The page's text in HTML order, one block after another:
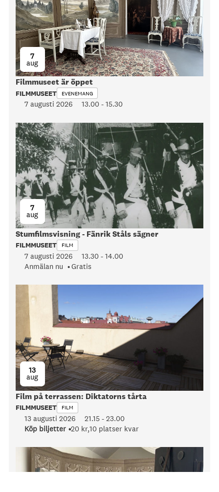
7
aug
Filmmuseet är öppet
FILMMUSEET EVENEMANG
7 augusti 2026 13.00 -15.30
7
aug
Stumfilmsvisning - Fänrik Ståls sägner
FILMMUSEET FILM
7 augusti 2026 13.30 -14.00
Anmälan nu
Gratis
13
aug
Film på terrassen: Diktatorns tårta
FILMMUSEET FILM
13 augusti 2026 21.15 -23.00
Köp biljetter 20 kr,10 platser kvar